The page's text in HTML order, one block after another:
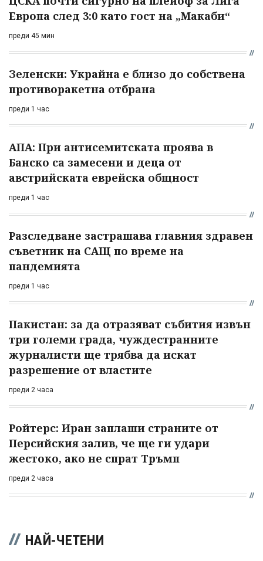
Европа след 3:0 като гост на „Макаби“
преди 45 мин
Зеленски: Украйна е близо до собствена
противоракетна отбрана
преди 1 час
АПА: При антисемитската проява в
Банско са замесени и деца от
австрийската еврейска общност
преди 1 час
Разследване застрашава главния здравен
съветник на САЩ по време на
пандемията
преди 1 час
Пакистан: за да отразяват събития извън
три големи града, чуждестранните
журналисти ще трябва да искат
разрешение от властите
преди 2 часа
Ройтерс: Иран заплаши страните от
Персийския залив, че ще ги удари
жестоко, ако не спрат Тръмп
преди 2 часа
НАЙ-ЧЕТЕНИ